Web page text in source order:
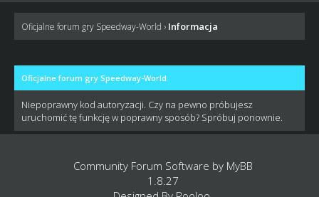
Oficjalne forum gry Speedway-World › Informacja
Oficjalne forum gry Speedway-World
Niepoprawny kod autoryzacji. Czy na pewno próbujesz
uruchomić tę funkcję w poprawny sposób? Spróbuj ponownie.
Community Forum Software by MyBB
1.8.27